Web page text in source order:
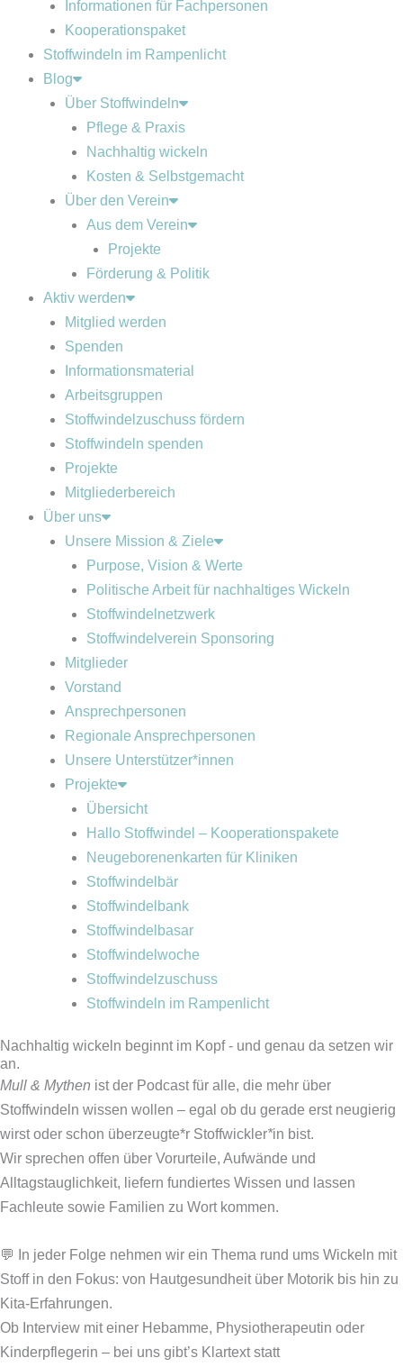
Informationen für Fachpersonen
Kooperationspaket
Stoffwindeln im Rampenlicht
Blog
Über Stoffwindeln
Pflege & Praxis
Nachhaltig wickeln
Kosten & Selbstgemacht
Über den Verein
Aus dem Verein
Projekte
Förderung & Politik
Aktiv werden
Mitglied werden
Spenden
Informationsmaterial
Arbeitsgruppen
Stoffwindelzuschuss fördern
Stoffwindeln spenden
Projekte
Mitgliederbereich
Über uns
Unsere Mission & Ziele
Purpose, Vision & Werte
Politische Arbeit für nachhaltiges Wickeln
Stoffwindelnetzwerk
Stoffwindelverein Sponsoring
Mitglieder
Vorstand
Ansprechpersonen
Regionale Ansprechpersonen
Unsere Unterstützer*innen
Projekte
Übersicht
Hallo Stoffwindel – Kooperationspakete
Neugeborenenkarten für Kliniken
Stoffwindelbär
Stoffwindelbank
Stoffwindelbasar
Stoffwindelwoche
Stoffwindelzuschuss
Stoffwindeln im Rampenlicht
Nachhaltig wickeln beginnt im Kopf - und genau da setzen wir
an.
Mull & Mythen ist der Podcast für alle, die mehr über
Stoffwindeln wissen wollen – egal ob du gerade erst neugierig
wirst oder schon überzeugte*r Stoffwickler*in bist.
Wir sprechen offen über Vorurteile, Aufwände und
Alltagstauglichkeit, liefern fundiertes Wissen und lassen
Fachleute sowie Familien zu Wort kommen.
💬 In jeder Folge nehmen wir ein Thema rund ums Wickeln mit
Stoff in den Fokus: von Hautgesundheit über Motorik bis hin zu
Kita-Erfahrungen.
Ob Interview mit einer Hebamme, Physiotherapeutin oder
Kinderpflegerin – bei uns gibt’s Klartext statt